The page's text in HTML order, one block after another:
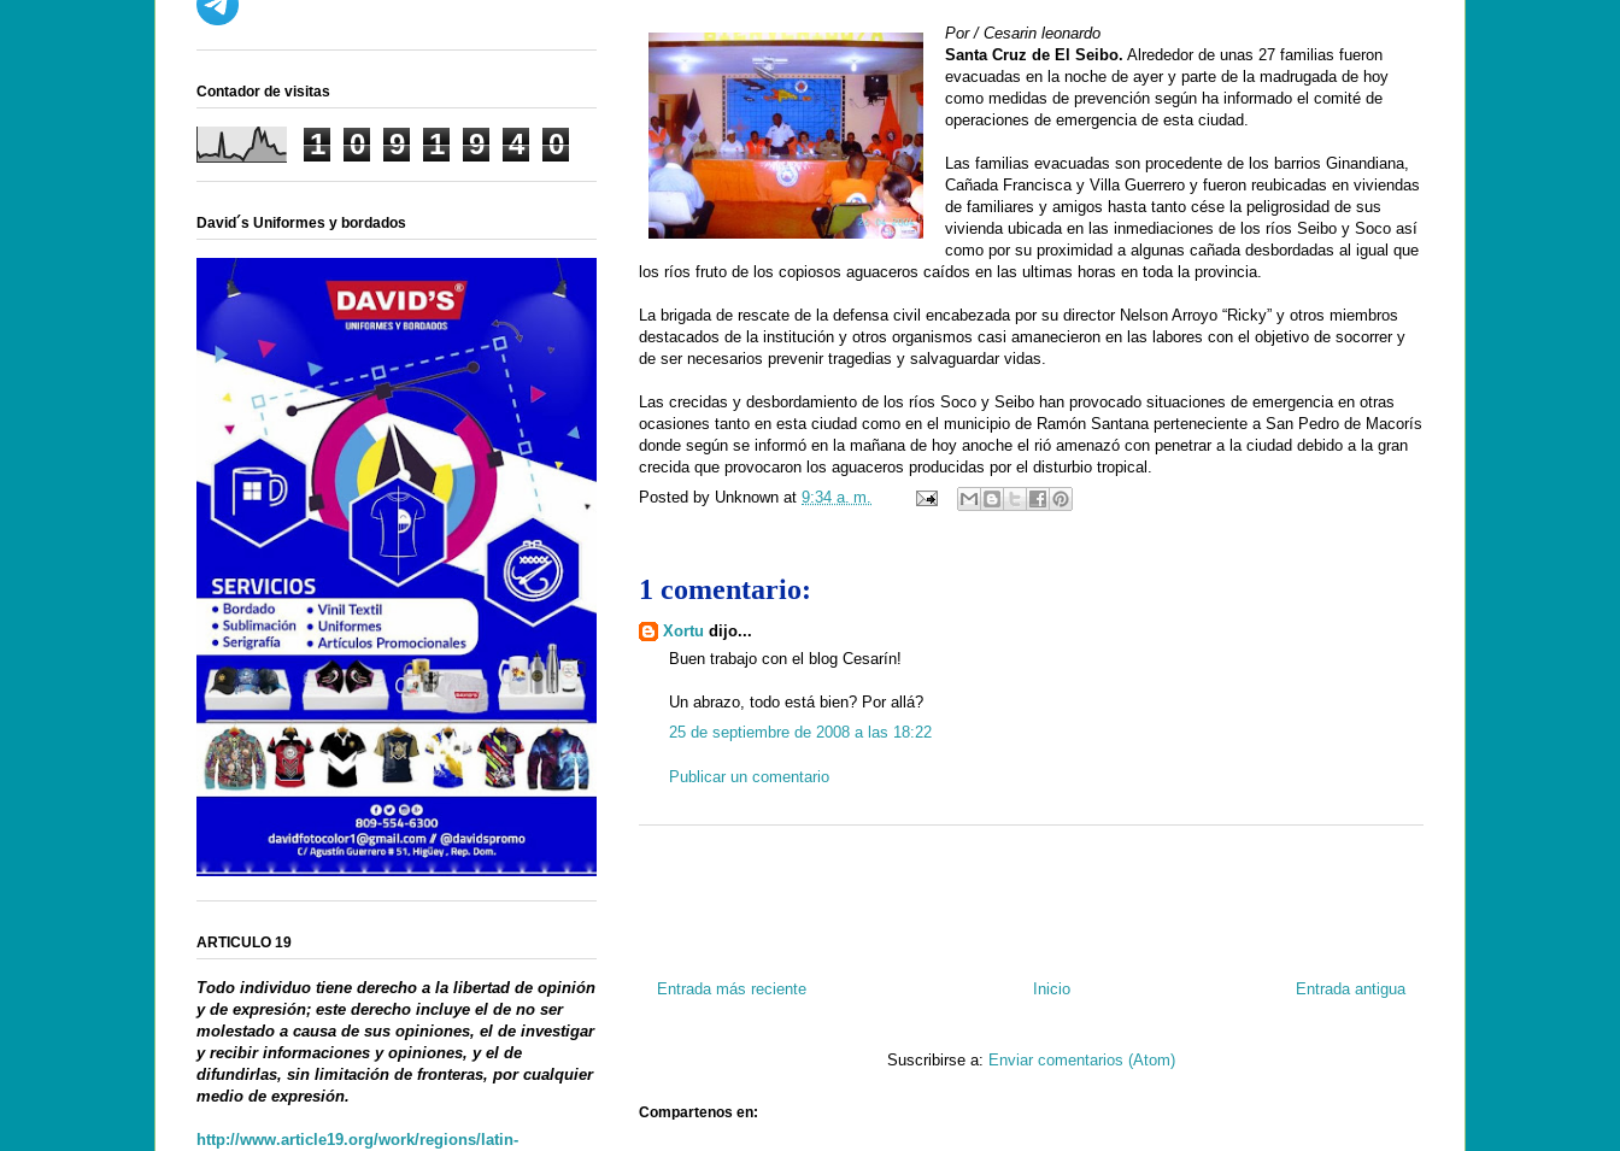
Por / Cesarin leonardo
Santa Cruz de El Seibo. Alrededor de unas 27 familias fueron
evacuadas en la noche de ayer y parte de la madrugada de hoy
como medidas de prevención según ha informado el comité de
operaciones de emergencia de esta ciudad.
Las familias evacuadas son procedente de los barrios Ginandiana,
Cañada Francisca y Villa Guerrero y fueron reubicadas en viviendas
de familiares y amigos hasta tanto cése la peligrosidad de sus
vivienda ubicada en las inmediaciones de los ríos Seibo y Soco así
como por su proximidad a algunas cañada desbordadas al igual que
los ríos fruto de los copiosos aguaceros caídos en las ultimas horas en toda la provincia.
La brigada de rescate de la defensa civil encabezada por su director Nelson Arroyo “Ricky” y otros miembros
destacados de la institución y otros organismos casi amanecieron en las labores con el objetivo de socorrer y
de ser necesarios prevenir tragedias y salvaguardar vidas.
Las crecidas y desbordamiento de los ríos Soco y Seibo han provocado situaciones de emergencia en otras
ocasiones tanto en esta ciudad como en el municipio de Ramón Santana perteneciente a San Pedro de Macorís
donde según se informó en la mañana de hoy anoche el rió amenazó con penetrar a la ciudad debido a la gran
crecida que provocaron los aguaceros producidas por el disturbio tropical.
Posted by Unknown at 9:34 a. m.
1 comentario:
Xortu dijo...
Buen trabajo con el blog Cesarín!
Un abrazo, todo está bien? Por allá?
25 de septiembre de 2008 a las 18:22
Publicar un comentario
Entrada más reciente Entrada antigua
Inicio
Suscribirse a: Enviar comentarios (Atom)
Compartenos en:
Contador de visitas
1 0 9 1 9 4 0
David´s Uniformes y bordados
ARTICULO 19
Todo individuo tiene derecho a la libertad de opinión
y de expresión; este derecho incluye el de no ser
molestado a causa de sus opiniones, el de investigar
y recibir informaciones y opiniones, y el de
difundirlas, sin limitación de fronteras, por cualquier
medio de expresión.
http://www.article19.org/work/regions/latin-